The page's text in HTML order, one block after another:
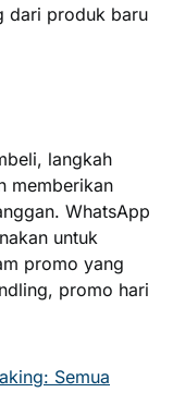
dari produk baru
langkah
memberikan
WhatsApp
untuk
promo yang
promo hari
Semua